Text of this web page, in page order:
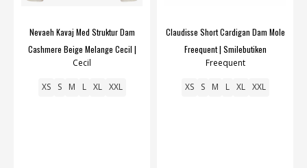
Nevaeh Kavaj Med Struktur Dam
Cashmere Beige Melange Cecil |
Smilebutiken
Cecil
XS S M L XL XXL
Claudisse Short Cardigan Dam Mole
Freequent | Smilebutiken
Freequent
XS S M L XL XXL